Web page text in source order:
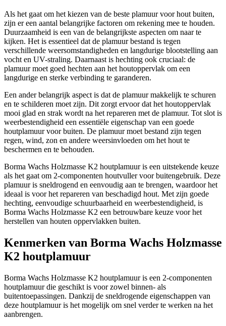
Als het gaat om het kiezen van de beste plamuur voor hout buiten,
zijn er een aantal belangrijke factoren om rekening mee te houden.
Duurzaamheid is een van de belangrijkste aspecten om naar te
kijken. Het is essentieel dat de plamuur bestand is tegen
verschillende weersomstandigheden en langdurige blootstelling aan
vocht en UV-straling. Daarnaast is hechting ook cruciaal: de
plamuur moet goed hechten aan het houtoppervlak om een
langdurige en sterke verbinding te garanderen.
Een ander belangrijk aspect is dat de plamuur makkelijk te schuren
en te schilderen moet zijn. Dit zorgt ervoor dat het houtoppervlak
mooi glad en strak wordt na het repareren met de plamuur. Tot slot is
weerbestendigheid een essentiële eigenschap van een goede
houtplamuur voor buiten. De plamuur moet bestand zijn tegen
regen, wind, zon en andere weersinvloeden om het hout te
beschermen en te behouden.
Borma Wachs Holzmasse K2 houtplamuur is een uitstekende keuze
als het gaat om 2-componenten houtvuller voor buitengebruik. Deze
plamuur is sneldrogend en eenvoudig aan te brengen, waardoor het
ideaal is voor het repareren van beschadigd hout. Met zijn goede
hechting, eenvoudige schuurbaarheid en weerbestendigheid, is
Borma Wachs Holzmasse K2 een betrouwbare keuze voor het
herstellen van houten oppervlakken buiten.
Kenmerken van Borma Wachs Holzmasse
K2 houtplamuur
Borma Wachs Holzmasse K2 houtplamuur is een 2-componenten
houtplamuur die geschikt is voor zowel binnen- als
buitentoepassingen. Dankzij de sneldrogende eigenschappen van
deze houtplamuur is het mogelijk om snel verder te werken na het
aanbrengen.